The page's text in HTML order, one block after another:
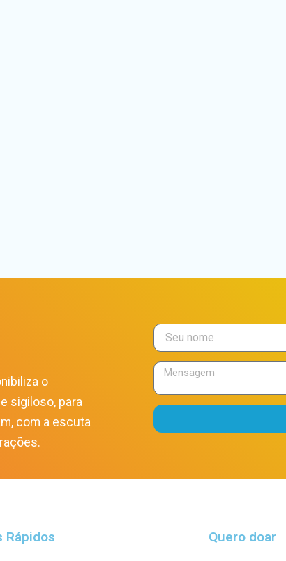
o
sigiloso, para
com a escuta
Rápidos Quero doar